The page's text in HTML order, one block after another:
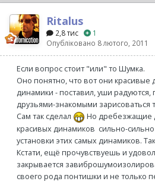
Ritalus
2,8 тис
1
Опубліковано 8 лютого, 2011
Если вопрос стоит "или" то Шумка.
Оно понятно, что вот они красивые
динамики - поставил, уши радуются,
друзьями-знакомыми зарисоваться
Сам так сделал
Но дребезжащие
красивых динамиков сильно-
установки этих самых динамиков.
Кстати, ещё прочувствуешь и
закрывается
своего рода понтишки и не только